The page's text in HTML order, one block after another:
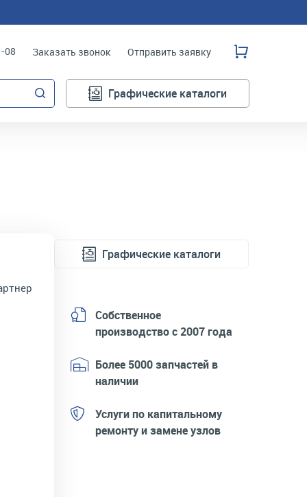
08 Заказать звонок Отправить заявку
Графические каталоги
Графические каталоги
Собственное
производство с 2007 года
Более 5000 запчастей в
наличии
Услуги по капитальному
ремонту и замене узлов